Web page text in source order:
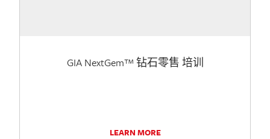
GIA NextGem™ 钻石零售 培训
LEARN MORE